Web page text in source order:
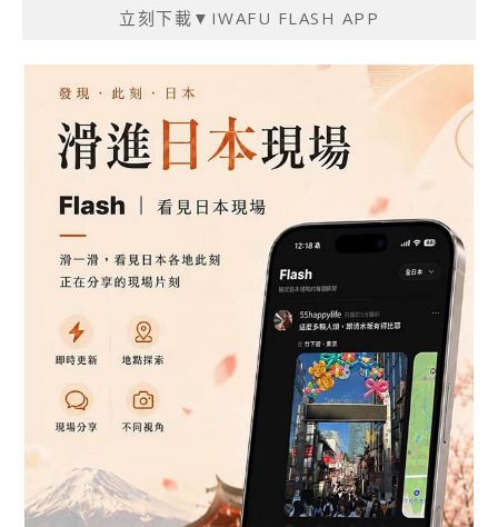
立刻下載▼IWAFU FLASH APP